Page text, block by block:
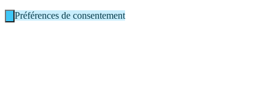
Préférences de consentement